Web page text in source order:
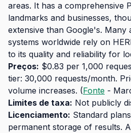
areas. It has a comprehensive
landmarks and businesses,
extensive than Google's. Many
systems worldwide rely on
to its quality and reliability for
Preços: $0.83 per 1,000
tier: 30,000 requests/month.
volume increases. (Fonte -
Limites de taxa: Not publicly
Licenciamento: Standard
permanent storage of results.